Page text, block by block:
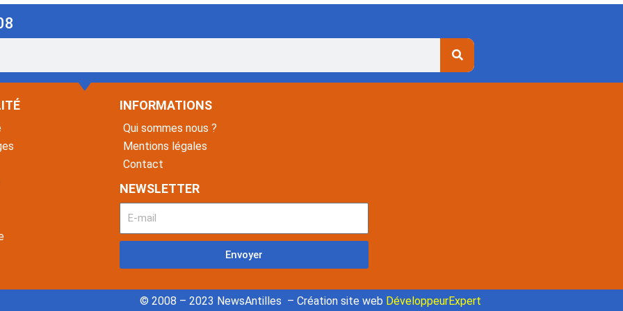
INFORMATIONS
Qui sommes nous ?
Mentions légales
Contact
NEWSLETTER
Envoyer
© 2008 – 2023 NewsAntilles – Création site web DéveloppeurExpert